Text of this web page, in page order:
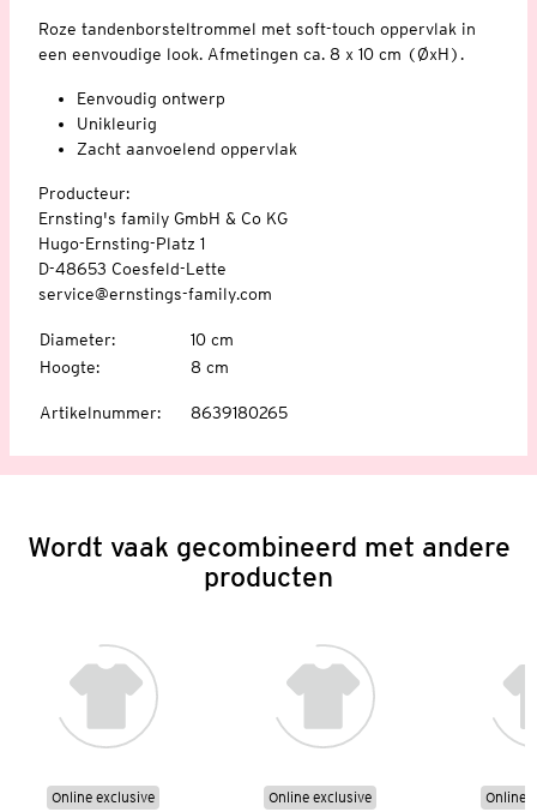
Roze tandenborsteltrommel met soft-touch oppervlak in
een eenvoudige look. Afmetingen ca. 8 x 10 cm (ØxH).
Eenvoudig ontwerp
Unikleurig
Zacht aanvoelend oppervlak
Producteur:
Ernsting's family GmbH & Co KG
Hugo-Ernsting-Platz 1
D-48653 Coesfeld-Lette
service@ernstings-family.com
Diameter:
10 cm
Hoogte: 8 cm
Artikelnummer: 8639180265
Wordt vaak gecombineerd met andere
producten
Online exclusive Online exclusive Online